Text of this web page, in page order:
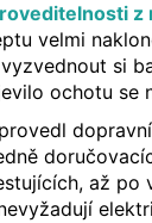
z
velmi
si
ochotu se
až po